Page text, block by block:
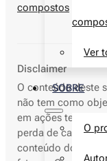
Ver
SOBRE
O
compostos
Disclaimer
O conteúdo deste
não tem como
em ações tem
perda de capital.
conteúdo do